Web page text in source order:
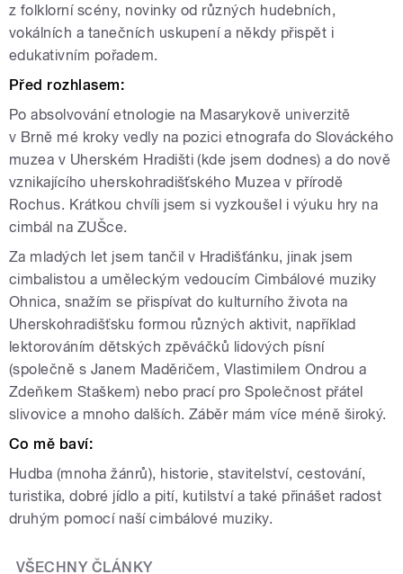
z folklorní scény, novinky od různých hudebních,
vokálních a tanečních uskupení a někdy přispět i
edukativním pořadem.
Před rozhlasem:
Po absolvování etnologie na Masarykově univerzitě
v Brně mé kroky vedly na pozici etnografa do Slováckého
muzea v Uherském Hradišti (kde jsem dodnes) a do nově
vznikajícího uherskohradišťského Muzea v přírodě
Rochus. Krátkou chvíli jsem si vyzkoušel i výuku hry na
cimbál na ZUŠce.
Za mladých let jsem tančil v Hradišťánku, jinak jsem
cimbalistou a uměleckým vedoucím Cimbálové muziky
Ohnica, snažím se přispívat do kulturního života na
Uherskohradišťsku formou různých aktivit, například
lektorováním dětských zpěváčků lidových písní
(společně s Janem Maděričem, Vlastimilem Ondrou a
Zdeňkem Staškem) nebo prací pro Společnost přátel
slivovice a mnoho dalších. Záběr mám více méně široký.
Co mě baví:
Hudba (mnoha žánrů), historie, stavitelství, cestování,
turistika, dobré jídlo a pití, kutilství a také přinášet radost
druhým pomocí naší cimbálové muziky.
VŠECHNY ČLÁNKY